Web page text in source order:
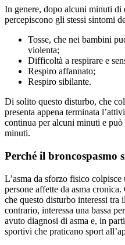
In genere, dopo alcuni minuti di
percepiscono gli stessi sintomi
Tosse, che nei bambini
violenta;
Difficoltà a respirare e
Respiro affannato;
Respiro sibilante.
Di solito questo disturbo, che
presenta appena terminata
continua per alcuni minuti e può
minuti.
Perché il broncospasmo
L’asma da sforzo fisico
persone affette da asma
che questo disturbo interessi
contrario, interessa una bassa
avuto diagnosi di asma e, in
sportivi che praticano sport